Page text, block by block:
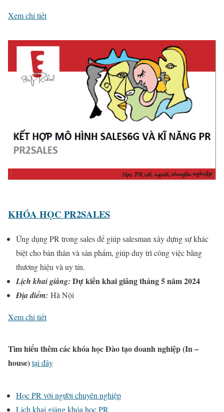
Xem chi tiết
KHÓA HỌC PR2SALES
Ứng dụng PR trong sales để giúp salesman xây dựng sự khác
biệt cho bản thân và sản phẩm, giúp duy trì công việc bằng
thương hiệu và uy tín.
Lịch khai giảng: Dự kiến khai giảng tháng 5 năm 2024
Địa điểm: Hà Nội
Xem chi tiết
Tìm hiểu thêm các khóa học Đào tạo doanh nghiệp (In –
house)tại đây
Học PR với người chuyên nghiệp
Lịch khai giảng khóa học PR